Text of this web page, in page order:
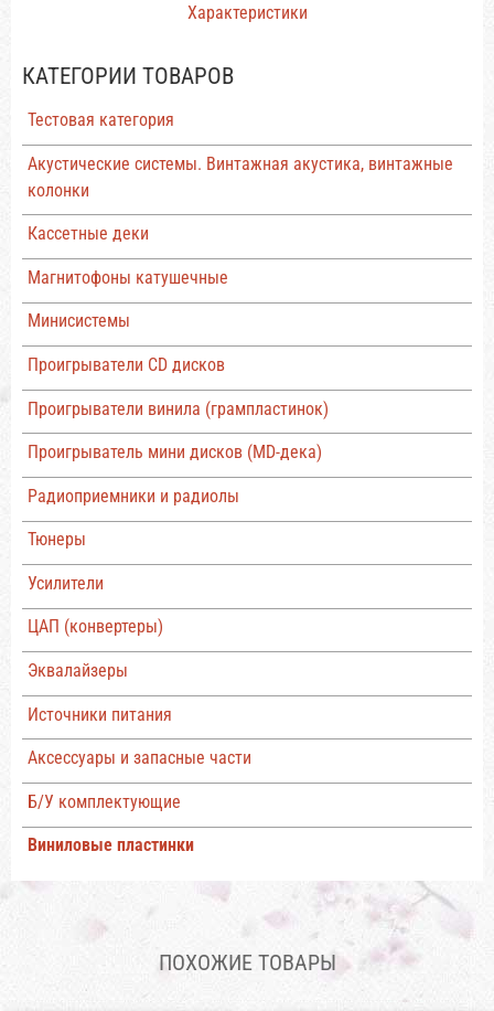
КАТЕГОРИИ ТОВАРОВ
Тестовая категория
Акустические системы. Винтажная акустика, винтажные
колонки
Кассетные деки
Магнитофоны катушечные
Минисистемы
Проигрыватели CD дисков
Проигрыватели винила (грампластинок)
Проигрыватель мини дисков (MD-дека)
Радиоприемники и радиолы
Тюнеры
Усилители
ЦАП (конвертеры)
Эквалайзеры
Источники питания
Аксессуары и запасные части
Б/У комплектующие
Виниловые пластинки
Характеристики
ПОХОЖИЕ ТОВАРЫ